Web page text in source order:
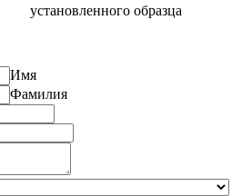
установленного образца
Имя
Фамилия